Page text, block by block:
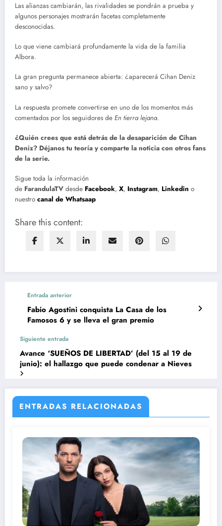
Las alianzas cambiarán, las rivalidades se pondrán a prueba y
algunos personajes mostrarán facetas completamente
desconocidas.
Lo que viene cambiará profundamente la vida de la familia
Albora.
La gran pregunta permanece abierta: ¿aparecerá Cihan Deniz
sano y salvo?
La respuesta promete convertirse en uno de los momentos más
comentados por los seguidores de En tierra lejana.
¿Quién crees que está detrás de la desaparición de Cihan
Deniz? Déjanos tu teoría y comparte la noticia con otros fans
de la serie.
Sigue toda la información
de FarandulaTV desde Facebook, X, Instagram, Linkedin o
nuestro canal de Whatsaap
Share this content:
Entrada anterior
Fabio Agostini conquista La Casa de los
Famosos 6 y se lleva el gran premio
Siguiente entrada
Avance ‘SUEÑOS DE LIBERTAD’ (del 15 al 19 de
junio): el hallazgo que puede condenar a Nieves
ENTRADAS RELACIONADAS